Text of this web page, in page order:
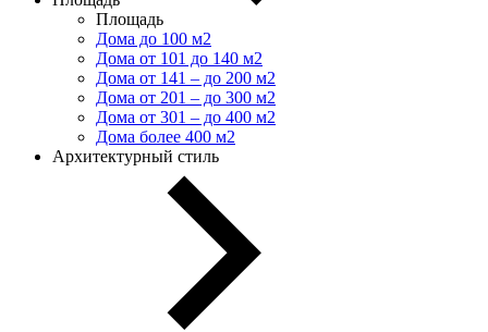
Площадь
Дома до 100 м2
Дома от 101 до 140 м2
Дома от 141 – до 200 м2
Дома от 201 – до 300 м2
Дома от 301 – до 400 м2
Дома более 400 м2
Архитектурный стиль